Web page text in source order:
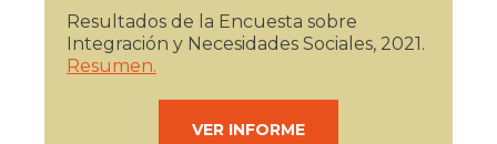
Resultados de la Encuesta sobre
Integración y Necesidades Sociales, 2021.
Resumen.
VER INFORME